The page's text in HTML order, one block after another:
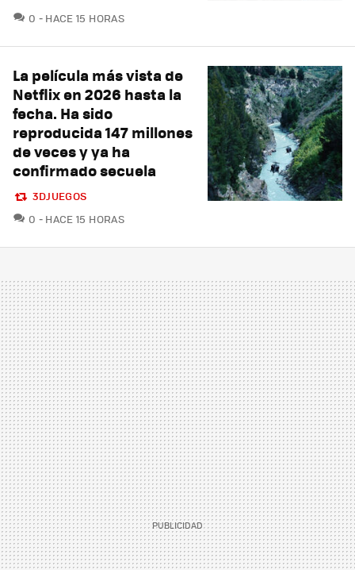
0 COMENTARIOS
HACE 15 HORAS
La película más vista de
Netflix en 2026 hasta la
fecha. Ha sido
reproducida 147 millones
de veces y ya ha
confirmado secuela
3DJUEGOS
0 COMENTARIOS
HACE 15 HORAS